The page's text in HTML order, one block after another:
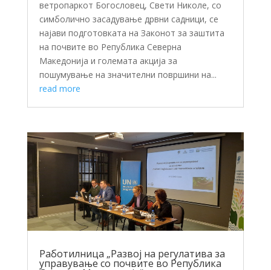
ветропаркот Богословец, Свети Николе, со
симболично засадување дрвни садници, се
најави подготовката на Законот за заштита
на почвите во Република Северна
Македонија и големата акција за
пошумување на значителни површини на...
read more
Работилница „Развој на регулатива за
управување со почвите во Република